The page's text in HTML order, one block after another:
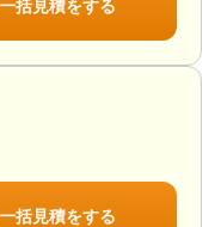
括見積をする
括見積をする